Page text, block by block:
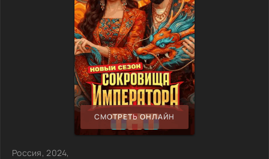
СМОТРЕТЬ ОНЛАЙН
Россия, 2024,